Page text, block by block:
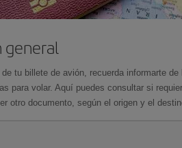
general
tu billete de avión, recuerda informarte de
para volar. Aquí puedes consultar si
otro documento, según el origen y el